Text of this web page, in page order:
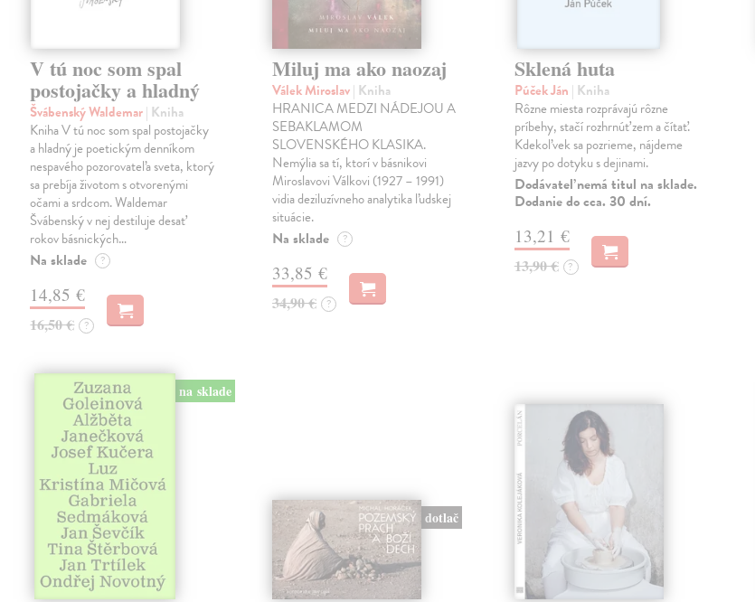
V tú noc som spal
postojačky a hladný
Švábenský Waldemar| Kniha
Kniha V tú noc som spal postojačky
a hladný je poetickým denníkom
nespavého pozorovateľa sveta, ktorý
sa prebíja životom s otvorenými
očami a srdcom. Waldemar
Švábenský v nej destiluje desať
rokov básnických…
Na sklade ?
14,85 €
16,50 € ?
Miluj ma ako naozaj
Válek Miroslav| Kniha
HRANICA MEDZI NÁDEJOU A
SEBAKLAMOM
SLOVENSKÉHO KLASIKA.
Nemýlia sa tí, ktorí v básnikovi
Miroslavovi Válkovi (1927 – 1991)
vidia deziluzívneho analytika ľudskej
situácie.
Na sklade ?
33,85 €
34,90 € ?
Sklená huta
Púček Ján | Kniha
Rôzne miesta rozprávajú rôzne
príbehy, stačí rozhrnúť zem a čítať.
Kdekoľvek sa pozrieme, nájdeme
jazvy po dotyku s dejinami.
Dodávateľ nemá titul na sklade.
Dodanie do cca. 30 dní.
13,21 €
13,90 € ?
na sklade
dotlač